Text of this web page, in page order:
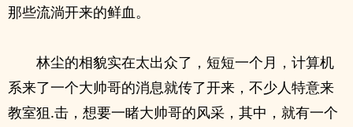
那些流淌开来的鲜血。
林尘的相貌实在太出众了，短短一个月，计算机
系来了一个大帅哥的消息就传了开来，不少人特意来
教室狙.击，想要一睹大帅哥的风采，其中，就有一个